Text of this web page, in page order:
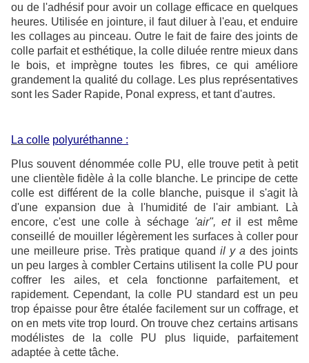
ou de l'adhésif pour avoir un collage efficace en quelques
heures. Utilisée en jointure, il faut diluer à l'eau, et enduire
les collages au pinceau. Outre le fait de faire des joints de
colle parfait et esthétique, la colle diluée rentre mieux dans
le bois, et imprègne toutes les fibres, ce qui améliore
grandement la qualité du collage. Les plus représentatives
sont les Sader Rapide, Ponal express, et tant d'autres.
La colle polyuréthanne :
Plus souvent dénommée colle PU, elle trouve petit à petit
une clientèle fidèle à la colle blanche. Le principe de cette
colle est différent de la colle blanche, puisque il s'agit là
d'une expansion due à l'humidité de l'air ambiant. Là
encore, c'est une colle à séchage 'air", etil est même
conseillé de mouiller légèrement les surfaces à coller pour
une meilleure prise. Très pratique quand il y a des joints
un peu larges à combler Certains utilisent la colle PU pour
coffrer les ailes, et cela fonctionne parfaitement, et
rapidement. Cependant, la colle PU standard est un peu
trop épaisse pour être étalée facilement sur un coffrage, et
on en mets vite trop lourd. On trouve chez certains artisans
modélistes de la colle PU plus liquide, parfaitement
adaptée à cette tâche.